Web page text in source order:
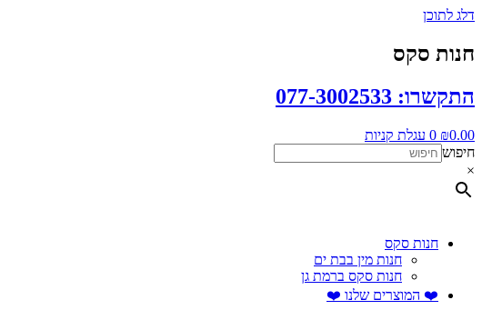
דלג לתוכן
חנות סקס
התקשרו: 077-3002533
₪0.00
0 עגלת קניות
חיפוש
×
חנות סקס
חנות מין בבת ים
חנות סקס ברמת גן
❤️ המוצרים שלנו ❤️